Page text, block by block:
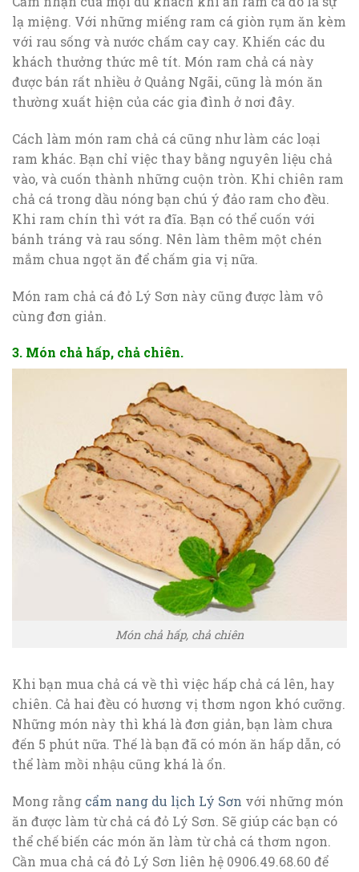
lạ miệng. Với những miếng ram cá giòn rụm ăn kèm
với rau sống và nước chấm cay cay. Khiến các du
khách thưởng thức mê tít. Món ram chả cá này
được bán rất nhiều ở Quảng Ngãi, cũng là món ăn
thường xuất hiện của các gia đình ở nơi đây.
Cách làm món ram chả cá cũng như làm các loại
ram khác. Bạn chỉ việc thay bằng nguyên liệu chả
vào, và cuốn thành những cuộn tròn. Khi chiên ram
chả cá trong dầu nóng bạn chú ý đảo ram cho đều.
Khi ram chín thì vớt ra đĩa. Bạn có thể cuốn với
bánh tráng và rau sống. Nên làm thêm một chén
mắm chua ngọt ăn để chấm gia vị nữa.
Món ram chả cá đỏ Lý Sơn này cũng được làm vô
cùng đơn giản.
3. Món chả hấp, chả chiên.
Món chả hấp, chả chiên
Khi bạn mua chả cá về thì việc hấp chả cá lên, hay
chiên. Cả hai đều có hương vị thơm ngon khó cưỡng.
Những món này thì khá là đơn giản, bạn làm chưa
đến 5 phút nữa. Thế là bạn đã có món ăn hấp dẫn, có
thể làm mồi nhậu cũng khá là ổn.
Mong rằng cẩm nang du lịch Lý Sơn với những món
ăn được làm từ chả cá đỏ Lý Sơn. Sẽ giúp các bạn có
thể chế biến các món ăn làm từ chả cá thơm ngon.
Cần mua chả cá đỏ Lý Sơn liên hệ 0906.49.68.60 để